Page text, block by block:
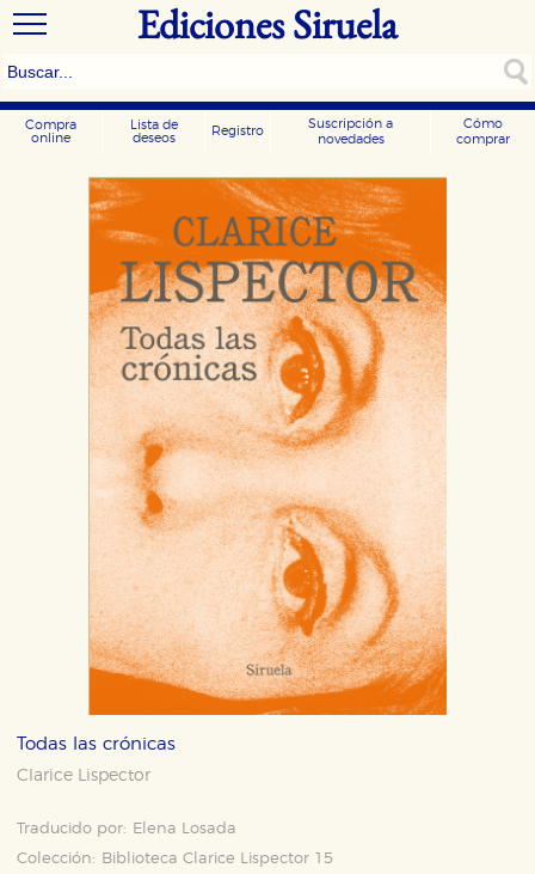
Ediciones Siruela
Compra
online
Lista de
deseos
Registro
Suscripción a
novedades
Cómo
comprar
Todas las crónicas
Clarice Lispector
Traducido por:
Elena Losada
Colección:
Biblioteca Clarice Lispector 15